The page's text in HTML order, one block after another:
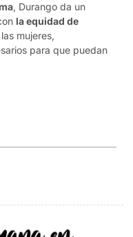
, Durango da un
la equidad de
mujeres,
para que puedan